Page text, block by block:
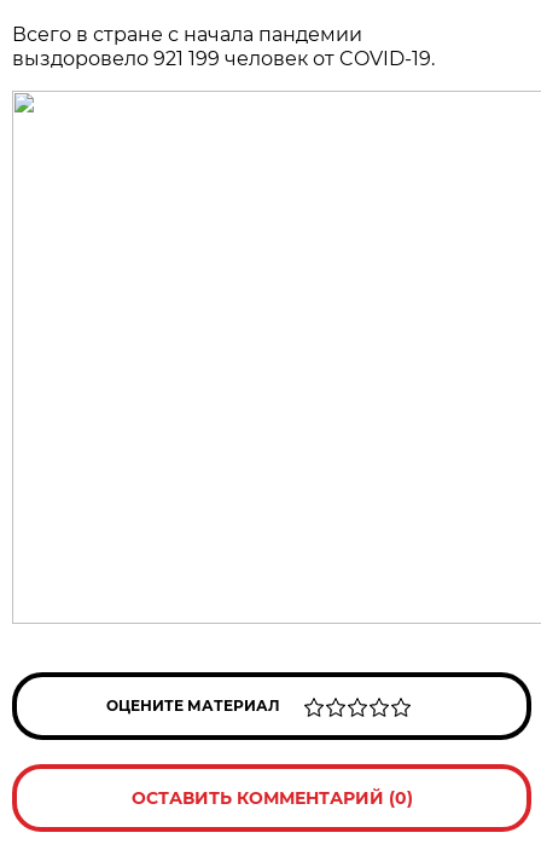
Всего в стране с начала пандемии
выздоровело 921 199 человек от COVID-19.
ОЦЕНИТЕ МАТЕРИАЛ
ОСТАВИТЬ КОММЕНТАРИЙ (0)